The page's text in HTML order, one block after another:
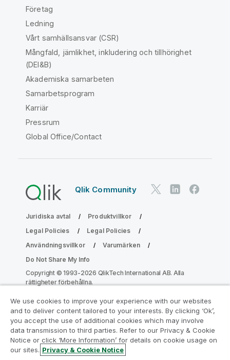
Företag
Ledning
Vårt samhällsansvar (CSR)
Mångfald, jämlikhet, inkludering och tillhörighet
(DEI&B)
Akademiska samarbeten
Samarbetsprogram
Karriär
Pressrum
Global Office/Contact
Qlik Community
Juridiska avtal
Produktvillkor
Legal Policies
Legal Policies
Användningsvillkor
Varumärken
Do Not Share My Info
Copyright © 1993-2026 QlikTech International AB. Alla
rättigheter förbehållna.
Gå med i programmet Analytics
Modernization
Modernisera utan att kompromissa med dina värdefulla
We use cookies to improve your experience with our websites
and to deliver content tailored to your interests. By clicking ‘Ok’,
you accept the use of additional cookies which may involve
data transmission to third parties. Refer to our Privacy & Cookie
Notice or click ‘More Information’ for details on cookie usage on
our sites. Privacy & Cookie Notice